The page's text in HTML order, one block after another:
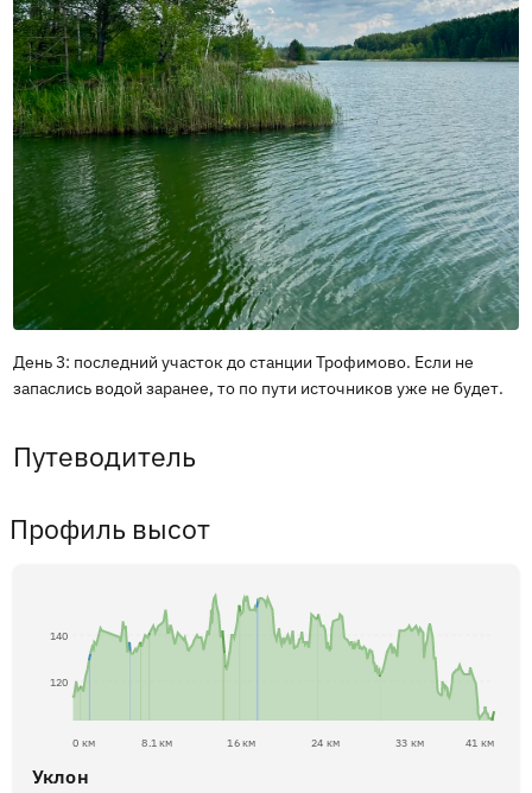
День 3: последний участок до станции Трофимово. Если не
запаслись водой заранее, то по пути источников уже не будет.
Путеводитель
Профиль высот
120
140
0 км 8.1 км 16 км 24 км 33 км 41 км
Уклон